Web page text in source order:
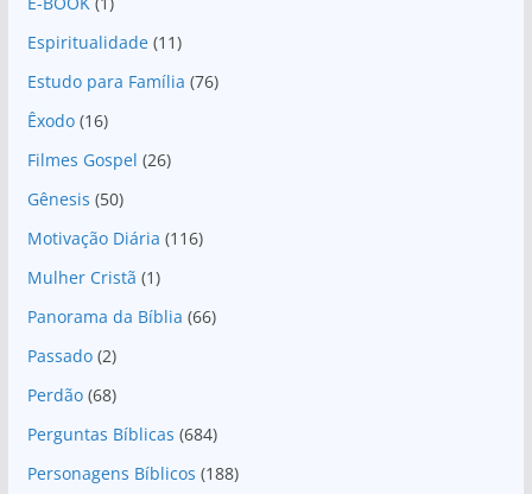
Espiritualidade(11)
Estudo para Família (76)
Êxodo(16)
Filmes Gospel (26)
Gênesis (50)
Motivação Diária (116)
Mulher Cristã (1)
Panorama da Bíblia (66)
Passado(2)
Perdão(68)
Perguntas Bíblicas (684)
Personagens Bíblicos (188)